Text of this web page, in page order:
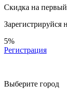
Скидка на первый
Зарегистрируйся
5%
Регистрация
Выберите город